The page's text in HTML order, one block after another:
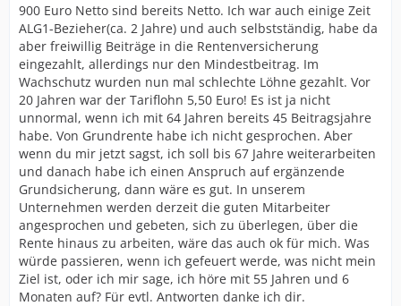
900 Euro Netto sind bereits Netto. Ich war auch einige Zeit
ALG1-Bezieher(ca. 2 Jahre) und auch selbstständig, habe da
aber freiwillig Beiträge in die Rentenversicherung
eingezahlt, allerdings nur den Mindestbeitrag. Im
Wachschutz wurden nun mal schlechte Löhne gezahlt. Vor
20 Jahren war der Tariflohn 5,50 Euro! Es ist ja nicht
unnormal, wenn ich mit 64 Jahren bereits 45 Beitragsjahre
habe. Von Grundrente habe ich nicht gesprochen. Aber
wenn du mir jetzt sagst, ich soll bis 67 Jahre weiterarbeiten
und danach habe ich einen Anspruch auf ergänzende
Grundsicherung, dann wäre es gut. In unserem
Unternehmen werden derzeit die guten Mitarbeiter
angesprochen und gebeten, sich zu überlegen, über die
Rente hinaus zu arbeiten, wäre das auch ok für mich. Was
würde passieren, wenn ich gefeuert werde, was nicht mein
Ziel ist, oder ich mir sage, ich höre mit 55 Jahren und 6
Monaten auf? Für evtl. Antworten danke ich dir.